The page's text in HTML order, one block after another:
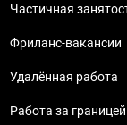
Частичная
Фриланс-вакансии
Удалённая работа
Работа за границей